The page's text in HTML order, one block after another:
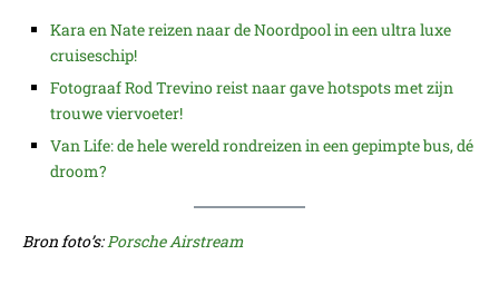
Kara en Nate reizen naar de Noordpool in een ultra luxe
cruiseschip!
Fotograaf Rod Trevino reist naar gave hotspots met zijn
trouwe viervoeter!
Van Life: de hele wereld rondreizen in een gepimpte bus, dé
droom?
Bron foto’s:Porsche Airstream